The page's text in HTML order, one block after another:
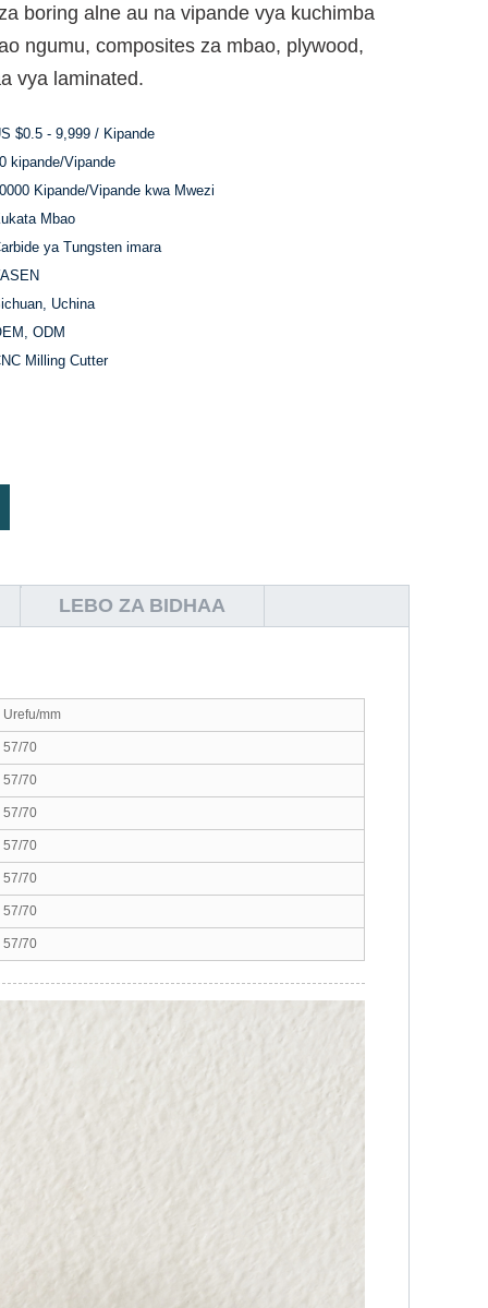
boring alne au na vipande vya kuchimba
ngumu, composites za mbao, plywood,
vya laminated.
$0.5 - 9,999 / Kipande
kipande/Vipande
Kipande/Vipande kwa Mwezi
Mbao
ya Tungsten imara
Uchina
ODM
Milling Cutter
LEBO ZA BIDHAA
Urefu/mm
57/70
57/70
57/70
57/70
57/70
57/70
57/70